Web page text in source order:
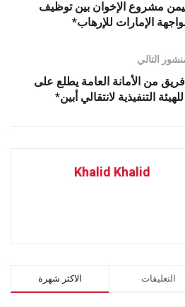
مشروع الإخوان بين توظيف
الإمارات للإرهاب*
التالي
من الأمانة العامة يطلع على
التنفيذية لانتقالي أبين*
Khalid Khalid
الاكثر شهرة التعليقات